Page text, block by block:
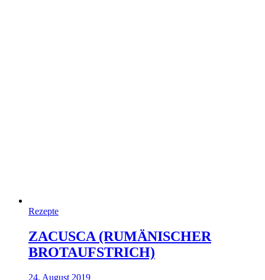
Rezepte
ZACUSCA (RUMÄNISCHER
BROTAUFSTRICH)
24. August 2019